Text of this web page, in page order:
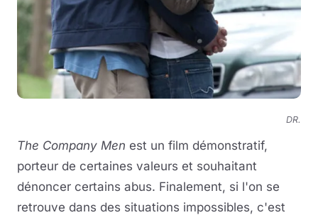
DR.
The Company Men est un film démonstratif,
porteur de certaines valeurs et souhaitant
dénoncer certains abus. Finalement, si l'on se
retrouve dans des situations impossibles, c'est